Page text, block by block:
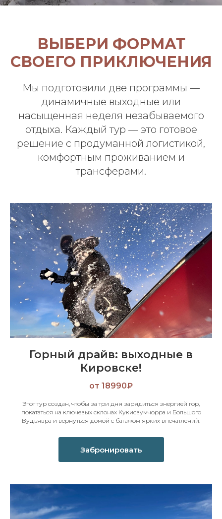
ВЫБЕРИ ФОРМАТ
СВОЕГО ПРИКЛЮЧЕНИЯ
Мы подготовили две программы —
динамичные выходные или
насыщенная неделя незабываемого
отдыха. Каждый тур — это готовое
решение с продуманной логистикой,
комфортным проживанием и
трансферами.
Горный драйв: выходные в
Кировске!
от 18990₽
Этот тур создан, чтобы за три дня зарядиться энергией гор,
покататься на ключевых склонах Кукисвумчорра и Большого
Вудъявра и вернуться домой с багажом ярких впечатлений.
Забронировать